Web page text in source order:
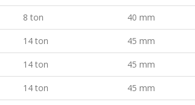
8 ton 40 mm
14 ton 45 mm
14 ton 45 mm
14 ton 45 mm